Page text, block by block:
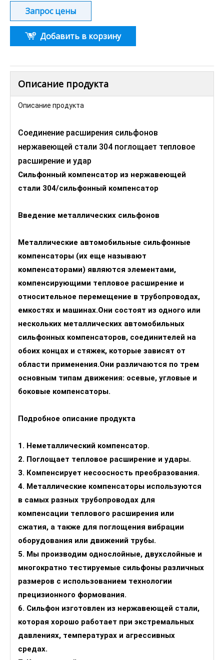
Запрос цены
Добавить в корзину
Описание продукта
Описание продукта
Соединение расширения сильфонов
нержавеющей стали 304 поглощает тепловое
расширение и удар
Сильфонный компенсатор из нержавеющей
стали 304/сильфонный компенсатор
Введение металлических сильфонов
Металлические автомобильные сильфонные
компенсаторы (их еще называют
компенсаторами) являются элементами,
компенсирующими тепловое расширение и
относительное перемещение в трубопроводах,
емкостях и машинах.Они состоят из одного или
нескольких металлических автомобильных
сильфонных компенсаторов, соединителей на
обоих концах и стяжек, которые зависят от
области применения.Они различаются по трем
основным типам движения: осевые, угловые и
боковые компенсаторы.
Подробное описание продукта
1. Неметаллический компенсатор.
2. Поглощает тепловое расширение и удары.
3. Компенсирует несоосность преобразования.
4. Металлические компенсаторы используются
в самых разных трубопроводах для
компенсации теплового расширения или
сжатия, а также для поглощения вибрации
оборудования или движений трубы.
5. Мы производим однослойные, двухслойные и
многократно тестируемые сильфоны различных
размеров с использованием технологии
прецизионного формования.
6. Сильфон изготовлен из нержавеющей стали,
которая хорошо работает при экстремальных
давлениях, температурах и агрессивных
средах.